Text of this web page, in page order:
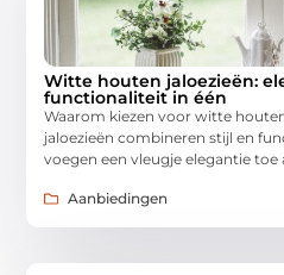
Witte houten jaloezieën:
functionaliteit in één
Waarom kiezen voor witte
jaloezieën combineren stijl en
voegen een vleugje elegantie
Aanbiedingen